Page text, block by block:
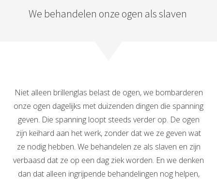
We behandelen onze ogen als slaven
Niet alleen brillenglas belast de ogen, we bombarderen
onze ogen dagelijks met duizenden dingen die spanning
geven. Die spanning loopt steeds verder op. De ogen
zijn keihard aan het werk, zonder dat we ze geven wat
ze nodig hebben. We behandelen ze als slaven en zijn
verbaasd dat ze op een dag ziek worden. En we denken
dan dat alleen ingrijpende behandelingen nog helpen,